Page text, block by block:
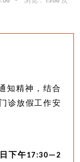
知精神，结合
诊放假工作安
日下午17:30—2